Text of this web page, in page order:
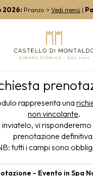
2026: Pranzo >Vedi menù |
rappresenta una
non vincolante.
vi risponderemo
prenotazione
tutti i campi sono